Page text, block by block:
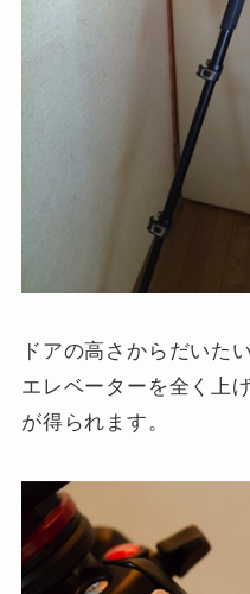
ドアの高さからだいた
エレベーターを全く上
が得られます。